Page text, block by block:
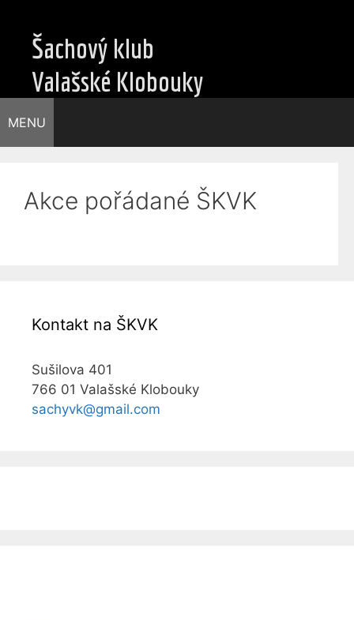
obsahŠachový klub
Valašské Klobouky
MENU
Akce pořádané ŠKVK
Kontakt na ŠKVK
Sušilova 401
766 01 Valašské Klobouky
sachyvk@gmail.com